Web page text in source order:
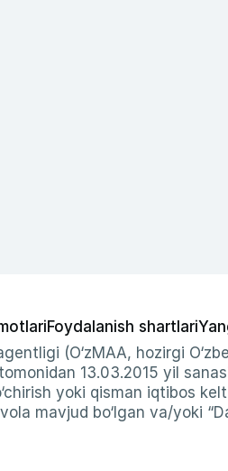
Foydalanish shartlari
(O‘zMAA, hozirgi
13.03.2015 yil
yoki qisman iqtibos
mavjud bo‘lgan va/yoki